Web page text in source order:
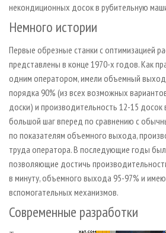
некондиционных досок в рубительную
Немного истории
Первые обрезные станки с оптимизацией
представлены в конце 1970-х годов. Как
одним оператором, имели объемный
порядка 90% (из всех возможных
доски) и производительность 12-15 досок
большой шаг вперед по сравнению с
по показателям объемного выхода,
труда оператора. В последующие годы
позволяющие достичь
в минуту, объемного выхода 95-97% и
вспомогательных механизмов.
Современные разработки